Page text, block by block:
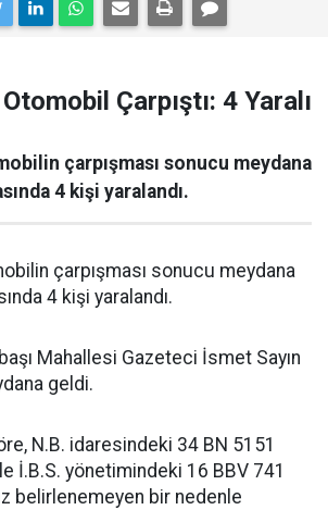
Çarpıştı: 4 Yaralı
çarpışması sonucu meydana
4 kişi yaralandı.
çarpışması sonucu meydana
4 kişi yaralandı.
Mahallesi Gazeteci İsmet Sayın
geldi.
N.B. idaresindeki 34 BN 5151
İ.B.S. yönetimindeki 16 BBV 741
belirlenemeyen bir nedenle